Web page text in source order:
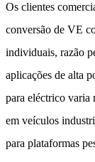
Os clientes
conversão de VE
individuais, razão
aplicações de alta
para eléctrico varia
em veículos
para plataformas